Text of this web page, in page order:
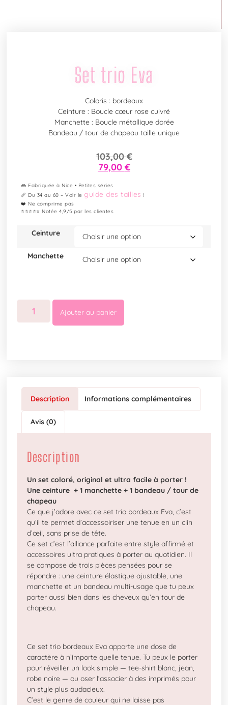
Set trio Eva
Coloris : bordeaux
Ceinture : Boucle cœur rose cuivré
Manchette : Boucle métallique dorée
Bandeau / tour de chapeau taille unique
103,00€
79,00 €
👄 Fabriquée à Nice • Petites séries
📏 Du 34 au 60 – Voir leguide des tailles !
❤️ Ne comprime pas
⭐⭐⭐⭐⭐ Notée 4,9/5 par les clientes
Ceinture
Manchette
Ajouter au panier
Description Informations complémentaires
Avis (0)
Description
Un set coloré, original et ultra facile à porter !
Une ceinture + 1 manchette + 1 bandeau / tour de
chapeau
Ce que j’adore avec ce set trio bordeaux Eva, c’est
qu’il te permet d’accessoiriser une tenue en un clin
d’œil, sans prise de tête.
Ce set c’est l’alliance parfaite entre style affirmé et
accessoires ultra pratiques à porter au quotidien. Il
se compose de trois pièces pensées pour se
répondre : une ceinture élastique ajustable, une
manchette et un bandeau multi-usage que tu peux
porter aussi bien dans les cheveux qu’en tour de
chapeau.
Ce set trio bordeaux Eva apporte une dose de
caractère à n’importe quelle tenue. Tu peux le porter
pour réveiller un look simple — tee-shirt blanc, jean,
robe noire — ou oser l’associer à des imprimés pour
un style plus audacieux.
C’est le genre de couleur qui ne laisse pas